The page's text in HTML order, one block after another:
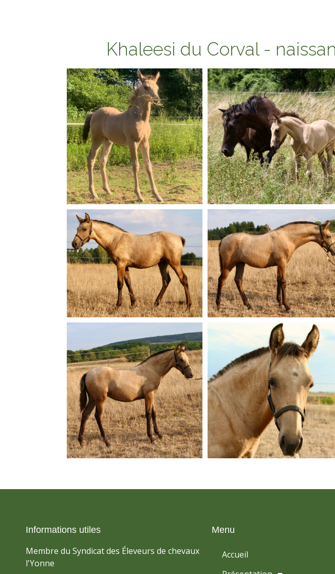
Khaleesi du Corval -
Informations utiles
Membre du Syndicat des Éleveurs de chevaux
l'Yonne
Menu
Accueil